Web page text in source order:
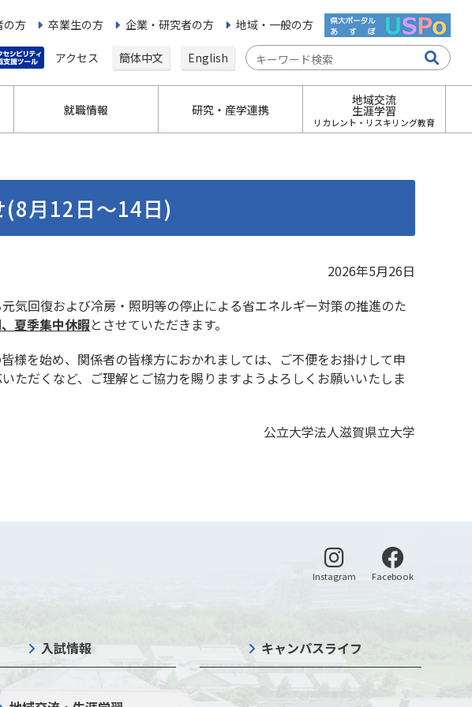
の方 卒業生の方 企業・研究者の方 地域・一般の方
アクセス 簡体中文 English
就職情報 研究・産学連携
地域交流
生涯学習
リカレント・リスキリング教育
(8月12日～14日)
2026年5月26日
気回復および冷房・照明等の停止による省エネルギー対策の推進のた
夏季集中休暇とさせていただきます。
様を始め、関係者の皆様方におかれましては、ご不便をお掛けして申
ただくなど、ご理解とご協力を賜りますようよろしくお願いいたしま
公立大学法人滋賀県立大学
Instagram 別ウィンドウで開く
Facebook別ウィンドウ
入試情報 キャンパスライフ